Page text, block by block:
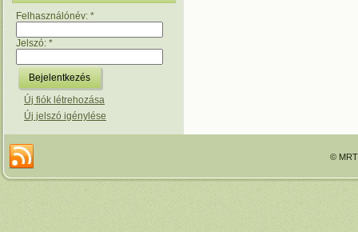
Felhasználónév: *
Jelszó: *
Új fiók létrehozása
Új jelszó igénylése
©